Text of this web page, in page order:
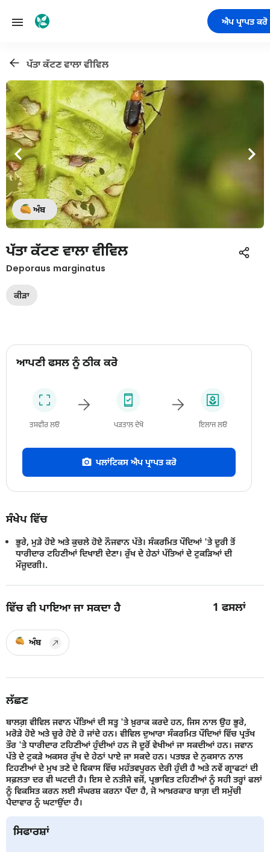
ਐਪ ਪ੍ਰਾਪਤ ਕਰੋ
ਪੱਤਾ ਕੱਟਣ ਵਾਲਾ ਵੀਵਿਲ
ਅੰਬ
ਪੱਤਾ ਕੱਟਣ ਵਾਲਾ ਵੀਵਿਲ
Deporaus marginatus
ਕੀੜਾ
ਆਪਣੀ ਫਸਲ ਨੂੰ ਠੀਕ ਕਰੋ
ਤਸਵੀਰ ਲਓ ਪੜਤਾਲ ਦੇਖੋ ਇਲਾਜ ਲਓ
ਪਲਾਂਟਿਕਸ ਐਪ ਪ੍ਰਾਪਤ ਕਰੋ
ਸੰਖੇਪ ਵਿੱਚ
ਭੂਰੇ, ਮੁੜੇ ਹੋਏ ਅਤੇ ਕੁਚਲੇ ਹੋਏ ਨੌਜਵਾਨ ਪੱਤੇ। ਸੰਕਰਮਿਤ ਪੌਦਿਆਂ 'ਤੇ ਦੂਰੀ ਤੋਂ
ਧਾਰੀਦਾਰ ਟਹਿਣੀਆਂਂ ਦਿਖਾਈ ਦੇਣਾ। ਰੁੱਖ ਦੇ ਹੇਠਾਂ ਪੱਤਿਆਂ ਦੇ ਟੁਕੜਿਆਂ ਦੀ
ਮੌਜੂਦਗੀ।.
ਵਿੱਚ ਵੀ ਪਾਇਆ ਜਾ ਸਕਦਾ ਹੈ 1ਫਸਲਾਂ
ਅੰਬ
ਲੱਛਣ
ਬਾਲਗ਼ ਵੀਵਿਲ ਜਵਾਨ ਪੱਤਿਆਂ ਦੀ ਸਤ੍ਹ 'ਤੇ ਖ਼ੁਰਾਕ ਕਰਦੇ ਹਨ, ਜਿਸ ਨਾਲ ਉਹ ਭੂਰੇ,
ਮਰੋੜੇ ਹੋਏ ਅਤੇ ਚੂਰੇ ਹੋਏ ਹੋ ਜਾਂਦੇ ਹਨ। ਵੀਵਿਲ ਦੁਆਰਾ ਸੰਕਰਮਿਤ ਪੌਦਿਆਂ ਵਿੱਚ ਪ੍ਰਤੱਖ
ਤੌਰ 'ਤੇ ਧਾਰੀਦਾਰ ਟਹਿਣੀਆਂ ਹੁੰਦੀਆਂ ਹਨ ਜੋ ਦੂਰੋਂ ਵੇਖੀਆਂ ਜਾ ਸਕਦੀਆਂ ਹਨ। ਜਵਾਨ
ਪੱਤੇ ਦੇ ਟੁਕੜੇ ਅਕਸਰ ਰੁੱਖ ਦੇ ਹੇਠਾਂ ਪਾਏ ਜਾ ਸਕਦੇ ਹਨ। ਪਤਝੜ ਦੇ ਨੁਕਸਾਨ ਨਾਲ
ਟਿਹਣੀਆਂ ਦੇ ਮੁਖ ਤਣੇ ਦੇ ਵਿਕਾਸ ਵਿੱਚ ਮਹੱਤਵਪੂਰਨ ਦੇਰੀ ਹੁੰਦੀ ਹੈ ਅਤੇ ਨਵੇਂ ਗ੍ਰਾਫਟਾਂ ਦੀ
ਸਫ਼ਲਤਾ ਦਰ ਵੀ ਘਟਦੀ ਹੈ। ਇਸ ਦੇ ਨਤੀਜੇ ਵਜੋਂ, ਪ੍ਰਭਾਵਿਤ ਟਹਿਣੀਆਂ ਨੂੰ ਸਹੀ ਤਰ੍ਹਾਂ ਫਲਾਂ
ਨੂੰ ਵਿਕਸਿਤ ਕਰਨ ਲਈ ਸੰਘਰਸ਼ ਕਰਨਾ ਪੈਂਦਾ ਹੈ, ਜੋ ਆਖ਼ਰਕਾਰ ਬਾਗ਼ ਦੀ ਸਮੁੱਚੀ
ਪੈਦਾਵਾਰ ਨੂੰ ਘਟਾਉਂਦਾ ਹੈ।
ਸਿਫਾਰਸ਼ਾਂ